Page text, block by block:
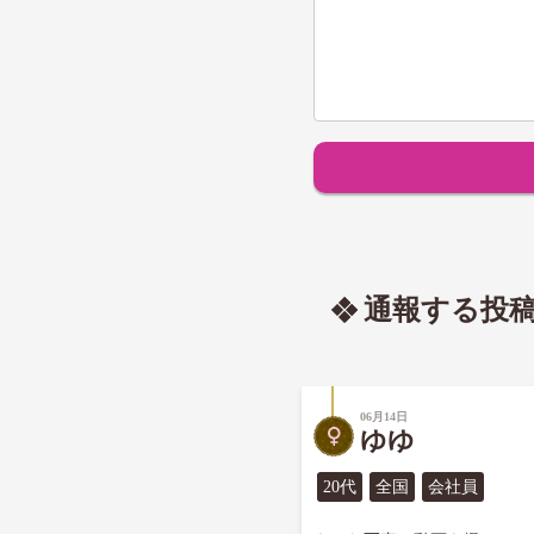
通報する投
06月14日
ゆゆ
20代 全国 会社員